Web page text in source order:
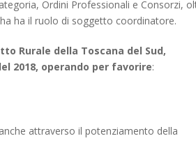
Ordini Professionali e Consorzi,
ha il ruolo di soggetto coordinatore.
Rurale della Toscana del Sud,
2018, operando per favorire:
attraverso il potenziamento della